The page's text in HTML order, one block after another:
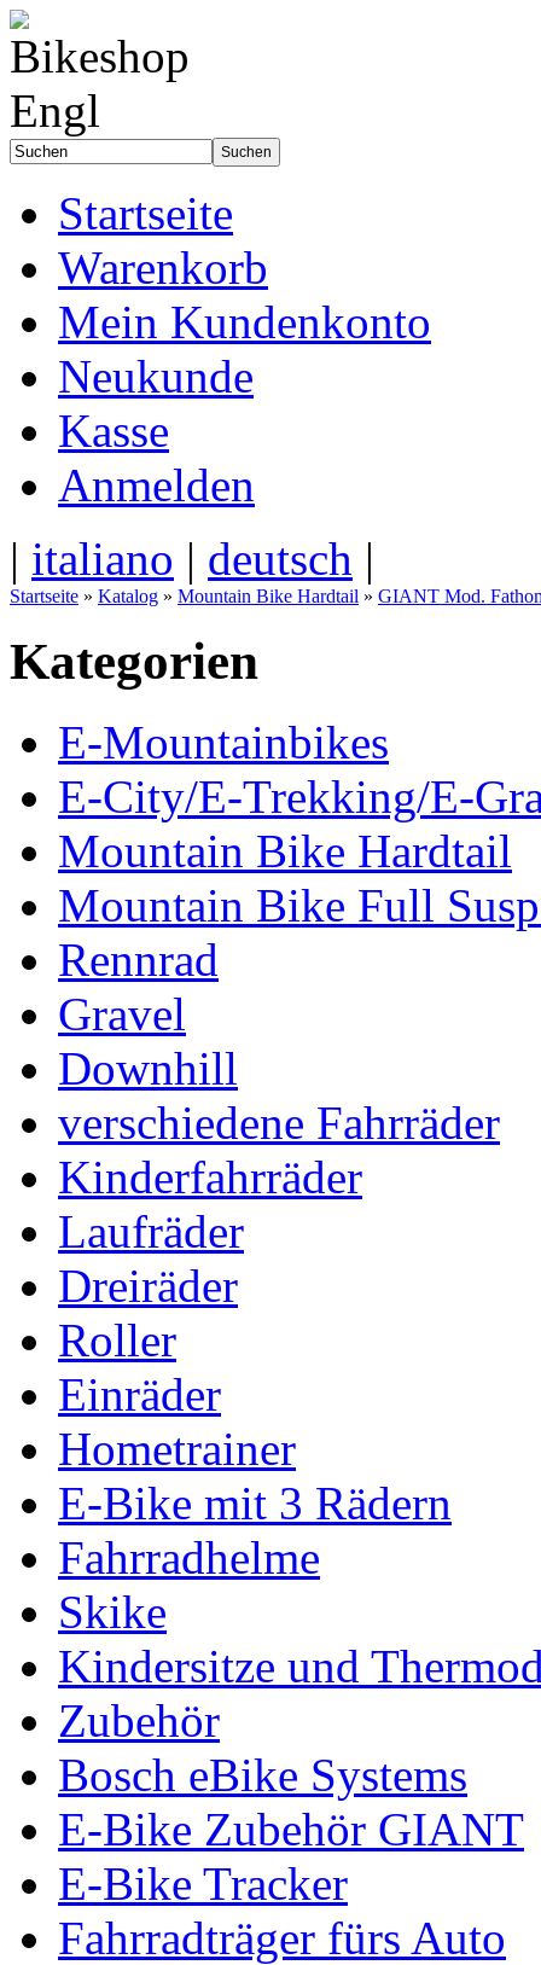
Startseite
Warenkorb
Mein Kundenkonto
Neukunde
Kasse
Anmelden
| italiano | deutsch |
Startseite » Katalog » Mountain Bike Hardtail » GIANT Mod.
Kategorien
E-Mountainbikes
E-City/E-Trekking/E-
Mountain Bike Hardtail
Mountain Bike Full
Rennrad
Gravel
Downhill
verschiedene Fahrräder
Kinderfahrräder
Laufräder
Dreiräder
Roller
Einräder
Hometrainer
E-Bike mit 3 Rädern
Fahrradhelme
Skike
Kindersitze und
Zubehör
Bosch eBike Systems
E-Bike Zubehör GIANT
E-Bike Tracker
Fahrradträger fürs Auto